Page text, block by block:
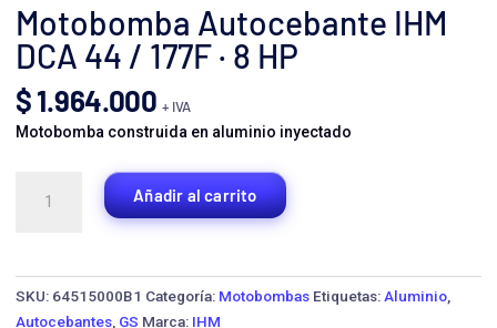
Motobomba Autocebante IHM
DCA 44 / 177F · 8 HP
$1.964.000 + IVA
Motobomba construida en aluminio inyectado
Autocebante
Añadir al carrito
SKU: 64515000B1 Categoría: Motobombas Etiquetas: Aluminio
Autocebantes GS Marca: IHM